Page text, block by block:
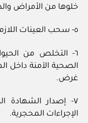
خلوها من الأمراض
٥- سحب العينات اللازمة حسب البروتوكول المعتمد.
٦- التخلص من
الصحية الآمنة داخل
غرض.
٧- إصدار الشهادة
الإجراءات المحجرية.